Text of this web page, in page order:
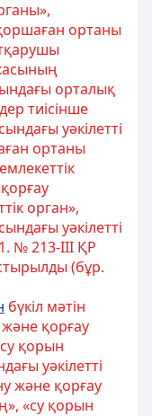
ортаны
орталық
тиісінше
уәкілетті
ортаны
орган»,
уәкілетті
№ 213-III ҚР
(бұр.
бүкіл мәтін
қорғау
қорын
уәкілетті
және қорғау
«су қорын